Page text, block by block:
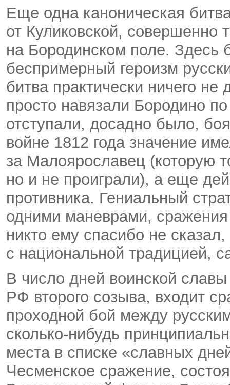
Еще одна каноническая
от Куликовской,
на Бородинском поле. Здесь
беспримерный героизм
битва практически ничего
просто навязали Бородино
отступали, досадно было,
войне 1812 года значение
за Малоярославец (которую
но и не проиграли), а еще
противника. Гениальный
одними маневрами,
никто ему спасибо не
с национальной традицией,
В число дней воинской
РФ второго созыва, входит
проходной бой между
сколько-нибудь
места в списке «славных
Чесменское сражение,